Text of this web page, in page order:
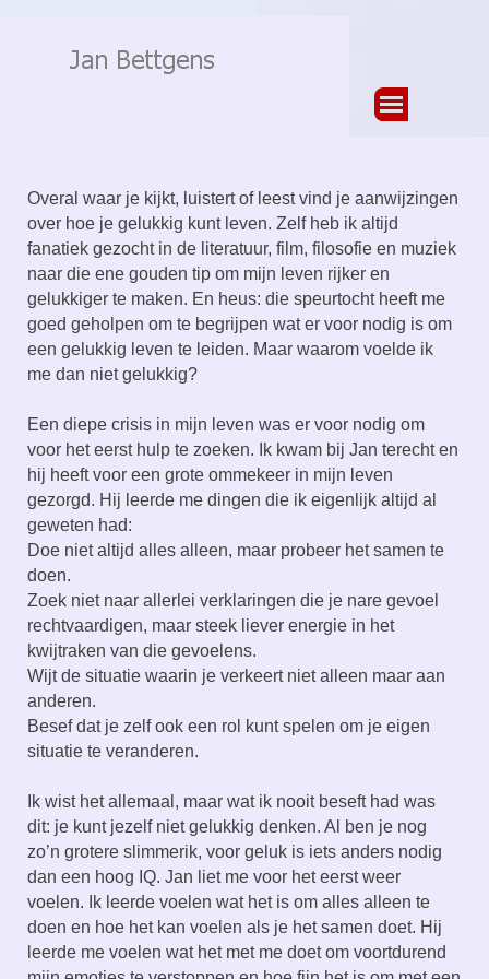
Overal waar je kijkt, luistert of leest vind je aanwijzingen
over hoe je gelukkig kunt leven. Zelf heb ik altijd
fanatiek gezocht in de literatuur, film, filosofie en muziek
naar die ene gouden tip om mijn leven rijker en
gelukkiger te maken. En heus: die speurtocht heeft me
goed geholpen om te begrijpen wat er voor nodig is om
een gelukkig leven te leiden. Maar waarom voelde ik
me dan niet gelukkig?
Een diepe crisis in mijn leven was er voor nodig om
voor het eerst hulp te zoeken. Ik kwam bij Jan terecht en
hij heeft voor een grote ommekeer in mijn leven
gezorgd. Hij leerde me dingen die ik eigenlijk altijd al
geweten had:
Doe niet altijd alles alleen, maar probeer het samen te
doen.
Zoek niet naar allerlei verklaringen die je nare gevoel
rechtvaardigen, maar steek liever energie in het
kwijtraken van die gevoelens.
Wijt de situatie waarin je verkeert niet alleen maar aan
anderen.
Besef dat je zelf ook een rol kunt spelen om je eigen
situatie te veranderen.
Ik wist het allemaal, maar wat ik nooit beseft had was
dit: je kunt jezelf niet gelukkig denken. Al ben je nog
zo’n grotere slimmerik, voor geluk is iets anders nodig
dan een hoog IQ. Jan liet me voor het eerst weer
voelen. Ik leerde voelen wat het is om alles alleen te
doen en hoe het kan voelen als je het samen doet. Hij
leerde me voelen wat het met me doet om voortdurend